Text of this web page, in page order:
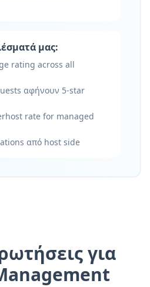
μας:
rating across all
αφήνουν 5-star
rate for managed
από host side
για